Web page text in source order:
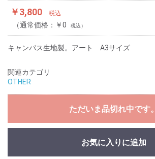
￥3,800 税込
通常価格：￥0 税込
キャンパス生地製。アート A3サイズ
関連カテゴリ
OTHER
ただいま品切れ中です。
お気に入りに追加